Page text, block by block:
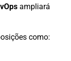
ampliará
como: